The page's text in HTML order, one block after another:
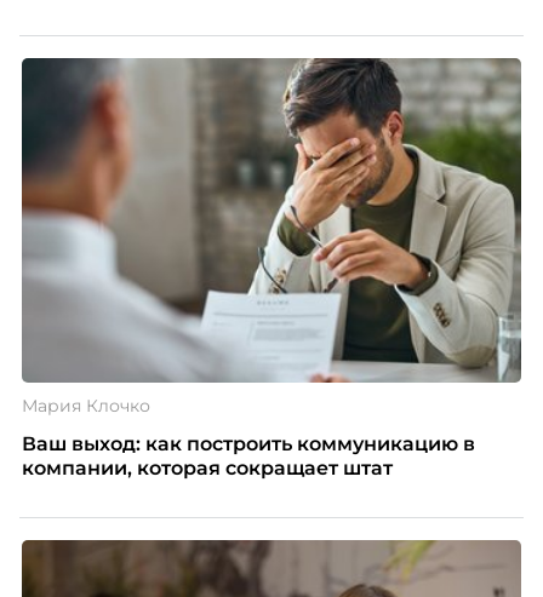
Мария Клочко
Ваш выход: как построить коммуникацию в
компании, которая сокращает штат